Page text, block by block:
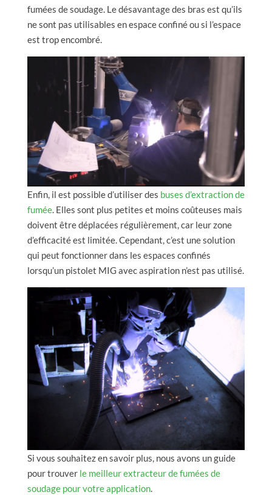
fumées de soudage. Le désavantage des bras est qu’ils
ne sont pas utilisables en espace confiné ou si l’espace
est trop encombré.
Enfin, il est possible d’utiliser des buses d’extraction de
fumée. Elles sont plus petites et moins coûteuses mais
doivent être déplacées régulièrement, car leur zone
d’efficacité est limitée. Cependant, c’est une solution
qui peut fonctionner dans les espaces confinés
lorsqu’un pistolet MIG avec aspiration n’est pas utilisé.
Si vous souhaitez en savoir plus, nous avons un guide
pour trouver le meilleur extracteur de fumées de
soudage pour votre application.